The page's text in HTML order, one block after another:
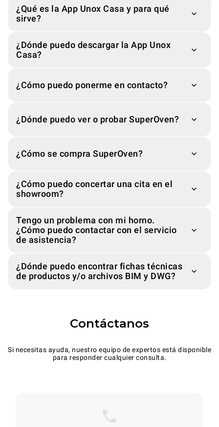
¿Qué es la App Unox Casa y para qué
sirve?
¿Dónde puedo descargar la App Unox
Casa?
¿Cómo puedo ponerme en contacto?
¿Dónde puedo ver o probar SuperOven?
¿Cómo se compra SuperOven?
¿Cómo puedo concertar una cita en el
showroom?
Tengo un problema con mi horno.
¿Cómo puedo contactar con el servicio
de asistencia?
¿Dónde puedo encontrar fichas técnicas
de productos y/o archivos BIM y DWG?
Contáctanos
Si necesitas ayuda, nuestro equipo de expertos está disponible
para responder cualquier consulta.